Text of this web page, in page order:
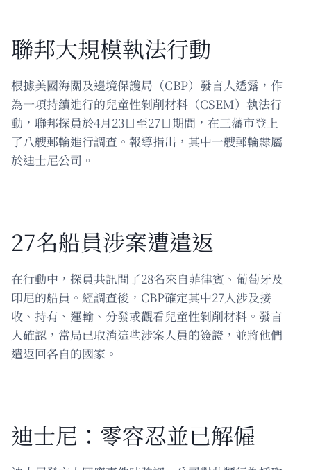
聯邦大規模執法行動
根據美國海關及邊境保護局（CBP）發言人透露，作
為一項持續進行的兒童性剝削材料（CSEM）執法行
動，聯邦探員於4月23日至27日期間，在三藩市登上
了八艘郵輪進行調查。報導指出，其中一艘郵輪隸屬
於迪士尼公司。
27名船員涉案遭遣返
在行動中，探員共訊問了28名來自菲律賓、葡萄牙及
印尼的船員。經調查後，CBP確定其中27人涉及接
收、持有、運輸、分發或觀看兒童性剝削材料。發言
人確認，當局已取消這些涉案人員的簽證，並將他們
遣返回各自的國家。
迪士尼：零容忍並已解僱